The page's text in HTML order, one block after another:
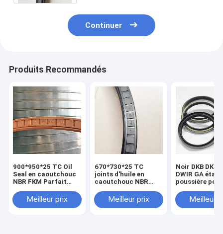
Continuer
Produits Recommandés
900*950*25 TC Oil
Seal en caoutchouc
NBR FKM Parfait
de scellement
Meilleur prix
670*730*25 TC
joints d'huile en
caoutchouc NBR
résistance à haute
température
Meilleur prix
Noir DKB DKBI
DWIR GA
poussière pour
étanches à
pour
Meilleur